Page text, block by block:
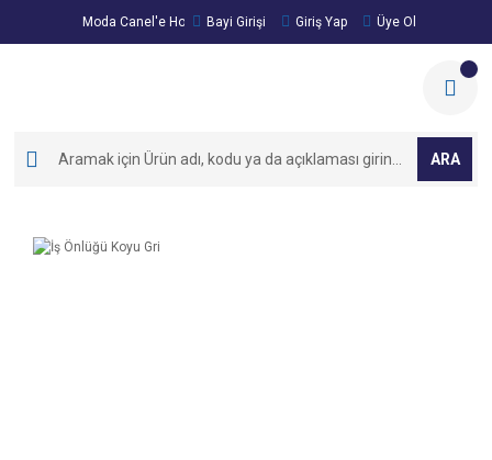
Moda Canel'e Hoşgeldiniz!
Bayi Girişi Giriş Yap Üye Ol
ARA